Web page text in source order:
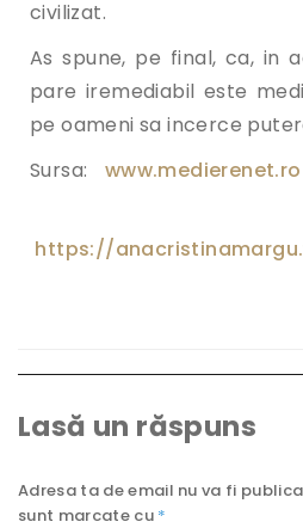
civilizat.
As spune, pe final, ca, in
pare iremediabil este
pe oameni sa incerce
Sursa:
www.medierenet.ro
https://
Lasă un răspuns
Adresa ta de email nu va fi
sunt marcate cu *